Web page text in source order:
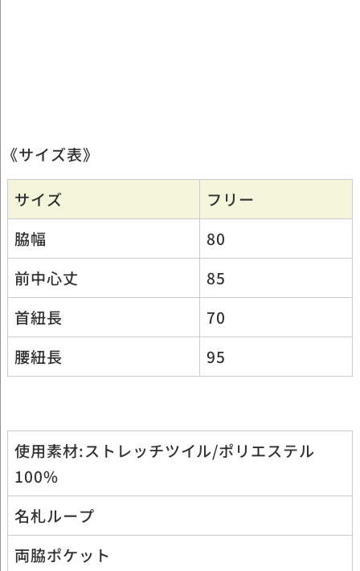
《サイズ表》
サイズ
フリー
脇幅
80
前中心丈
85
首紐長
70
腰紐長
95
使用素材:ストレッチツイル/ポリエステル
100%
名札ループ
両脇ポケット